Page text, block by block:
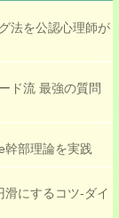
法
法を公認心理師が
ド流 最強の質問
幹部理論を実践
にするコツ-ダイ